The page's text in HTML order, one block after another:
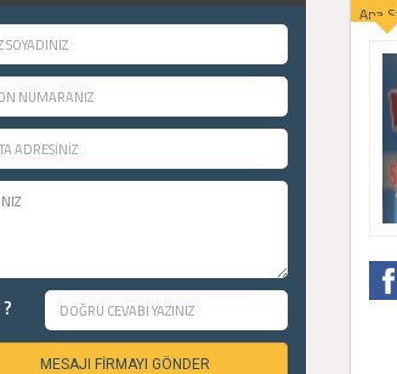
MESAJI FİRMAYI GÖNDER
Ana